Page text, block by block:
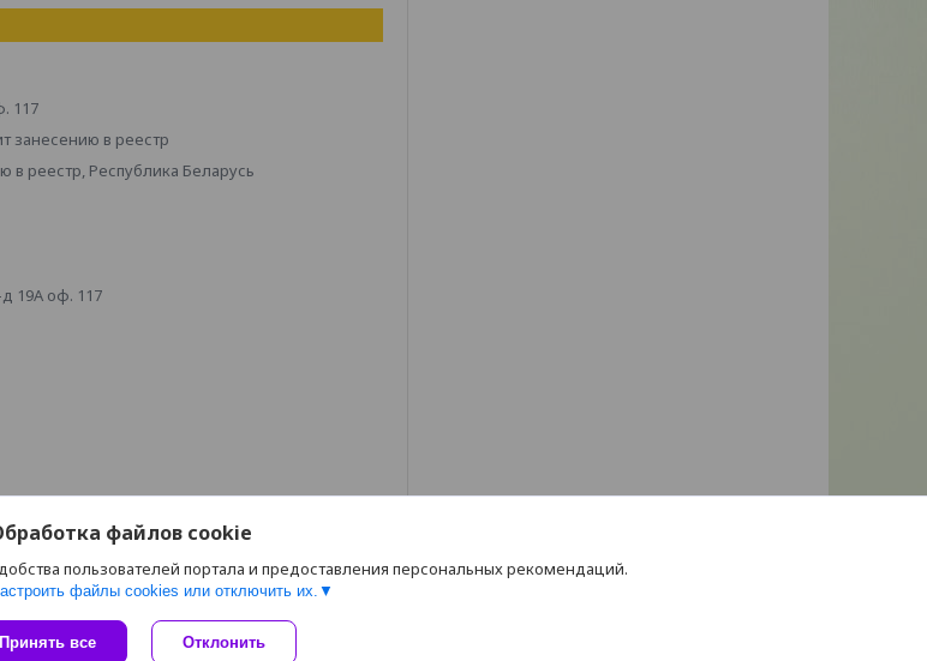
117
занесению в реестр
реестр, Республика Беларусь
19А оф. 117
Сайт создан на платформе Deal.by
файлов cookie
пользователей портала и предоставления персональных рекомендаций.
файлы cookies или отключить их.
Принять все Отклонить